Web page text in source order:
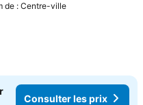
de : Centre-ville
Consulter les prix